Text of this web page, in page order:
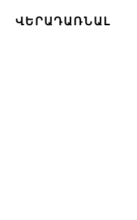
ՎԵՐԱԴԱՌՆԱԼ